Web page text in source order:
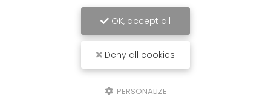
OK, accept all
Deny all cookies
PERSONALIZE